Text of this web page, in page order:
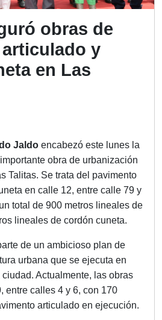
obras de
y
en Las
Jaldo encabezó este lunes la
obra de urbanización
Talitas. Se trata del pavimento
en calle 12, entre calle 79 y
total de 900 metros lineales de
lineales de cordón cuneta.
de un ambicioso plan de
urbana que se ejecuta en
Actualmente, las obras
entre calles 4 y 6, con 170
articulado en ejecución.